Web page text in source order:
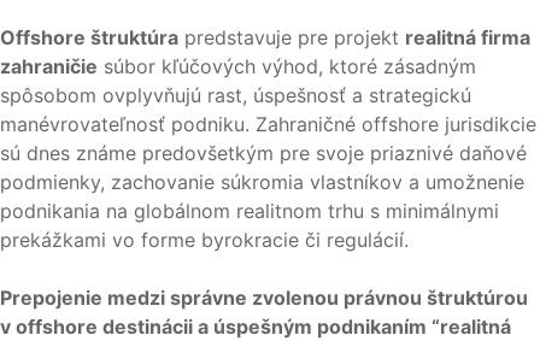
Offshore štruktúra predstavuje pre projekt realitná firma
zahraničie súbor kľúčových výhod, ktoré zásadným
spôsobom ovplyvňujú rast, úspešnosť a strategickú
manévrovateľnosť podniku. Zahraničné offshore jurisdikcie
sú dnes známe predovšetkým pre svoje priaznivé daňové
podmienky, zachovanie súkromia vlastníkov a umožnenie
podnikania na globálnom realitnom trhu s minimálnymi
prekážkami vo forme byrokracie či regulácií.
Prepojenie medzi správne zvolenou právnou štruktúrou
v offshore destinácii a úspešným podnikaním “realitná